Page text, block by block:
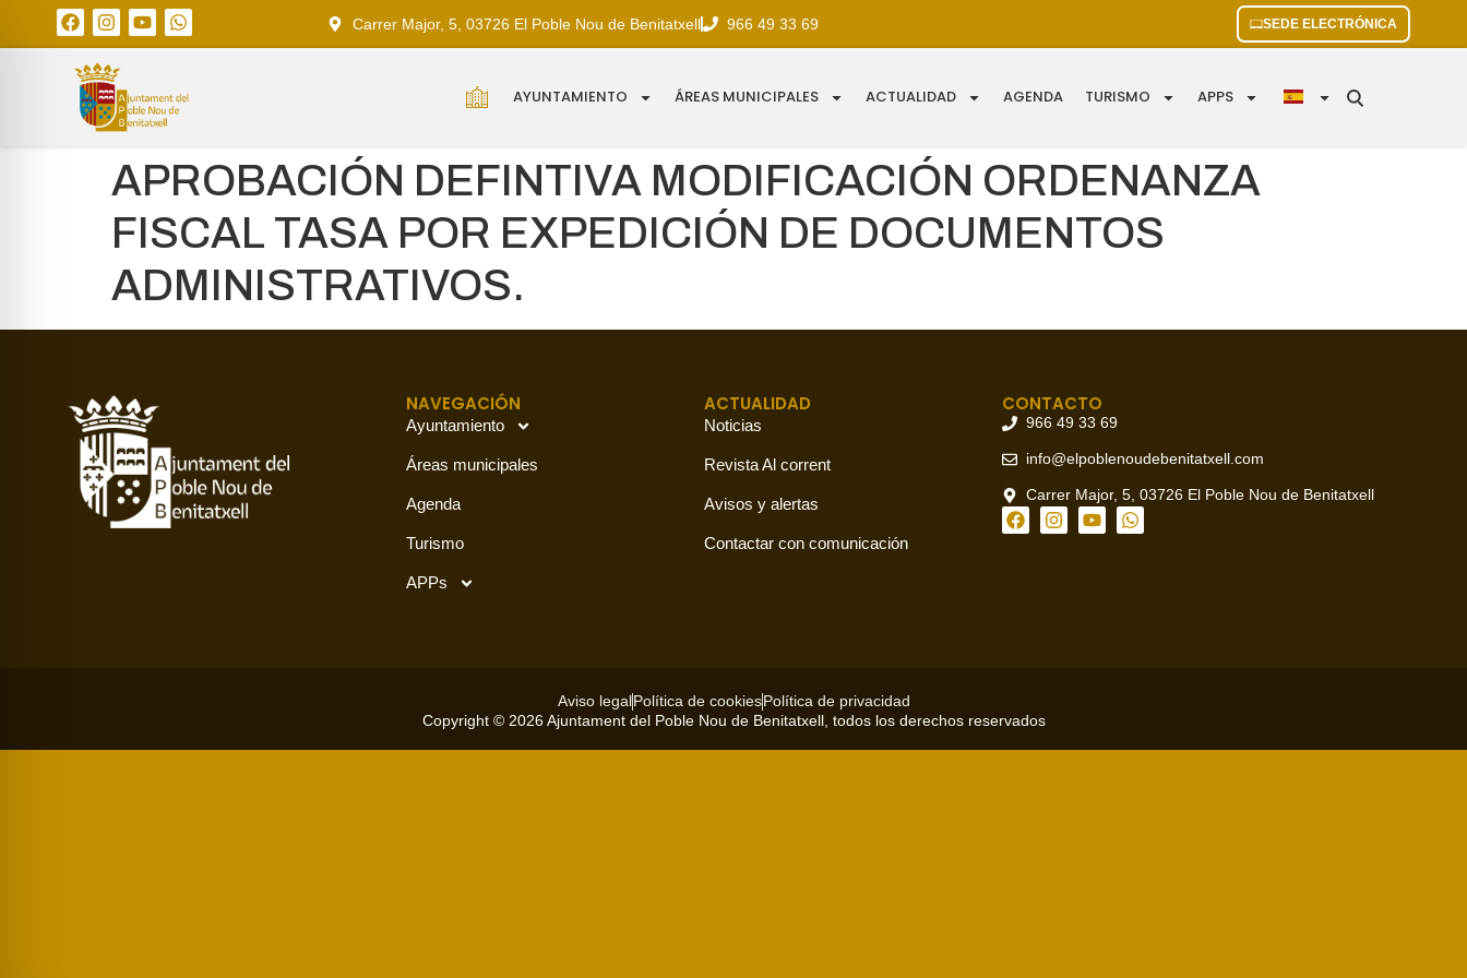
Carrer Major, 5, 03726 El Poble Nou de Benitatxell 966 49 33 69 SEDE ELECTRÓNICA
AYUNTAMIENTO ÁREAS MUNICIPALES ACTUALIDAD AGENDA TURISMO APPS
APROBACIÓN DEFINTIVA MODIFICACIÓN ORDENANZA
FISCAL TASA POR EXPEDICIÓN DE DOCUMENTOS
ADMINISTRATIVOS.
NAVEGACIÓN
Ayuntamiento
Áreas municipales
Agenda
Turismo
APPs
ACTUALIDAD
Noticias
Revista Al corrent
Avisos y alertas
Contactar con comunicación
CONTACTO
966 49 33 69
info@elpoblenoudebenitatxell.com
Carrer Major, 5, 03726 El Poble Nou de Benitatxell
Aviso legalPolítica de cookiesPolítica de privacidad
Copyright © 2026 Ajuntament del Poble Nou de Benitatxell, todos los derechos reservados